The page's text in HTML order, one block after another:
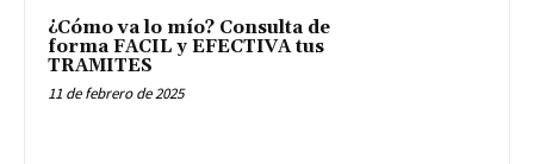
¿Cómo va lo mío? Consulta de
forma FACIL y EFECTIVA tus
TRAMITES
11 de febrero de 2025